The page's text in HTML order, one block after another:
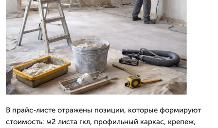
В прайс-листе отражены позиции, которые формируют
стоимость: м2 листа гкл, профильный каркас, крепеж,